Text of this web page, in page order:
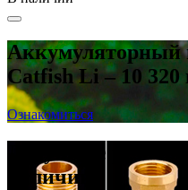
Аккумуляторный
Catfish Li – 10 320
Ознакомиться
Латунные
наличии